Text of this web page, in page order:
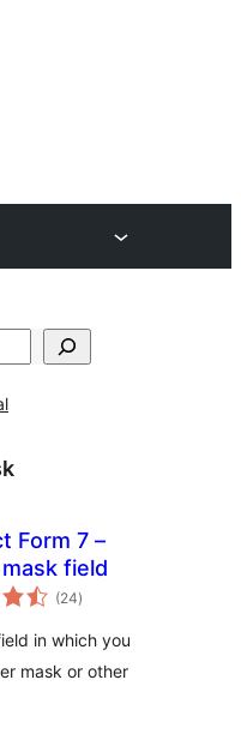
Form 7 –
field
(24avaliações
totais
)
in which you
mask or other